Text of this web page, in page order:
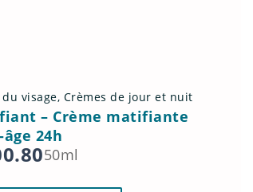
visage, Crèmes de jour et nuit
– Crème matifiante
24h
50ml